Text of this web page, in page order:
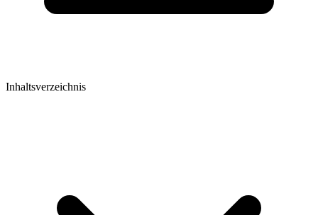
Inhaltsverzeichnis